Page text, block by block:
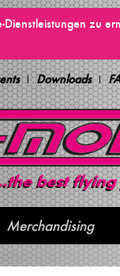
zu
Downloads
Merchandising